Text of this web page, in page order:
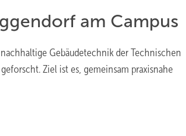
am Campus
Gebäudetechnik der Technischen
Ziel ist es, gemeinsam praxisnahe